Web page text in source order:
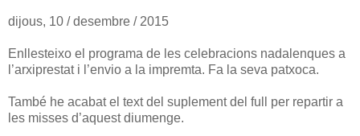
dijous, 10 / desembre / 2015
Enllesteixo el programa de les celebracions nadalenques a
l’arxiprestat i l’envio a la impremta. Fa la seva patxoca.
També he acabat el text del suplement del full per repartir a
les misses d’aquest diumenge.